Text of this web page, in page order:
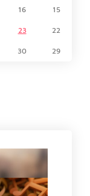
15
16
22
23
29
30